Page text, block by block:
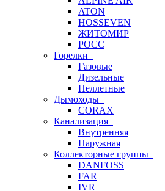
ATON
HOSSEVEN
ЖИТОМИР
РОСС
Горелки
Газовые
Дизельные
Пеллетные
Дымоходы
CORAX
Канализация
Внутренняя
Наружная
Коллекторные группы
DANFOSS
FAR
IVR